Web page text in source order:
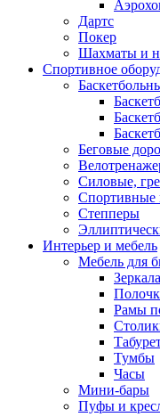
Дартс
Покер
Шахматы и
Спортивное
Беговые
Силовые,
Спортивные
Степперы
Интерьер и мебель
Мебель для
Зеркала
Рамы
Тумбы
Часы
Мини-бары
Пуфы и